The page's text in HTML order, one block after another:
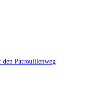
den Patrouillenweg